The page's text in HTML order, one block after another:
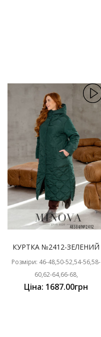
КУРТКА №2412-ЗЕЛЕНИЙ
Розміри: 46-48,50-52,54-56,58-
60,62-64,66-68,
Ціна: 1687.00грн